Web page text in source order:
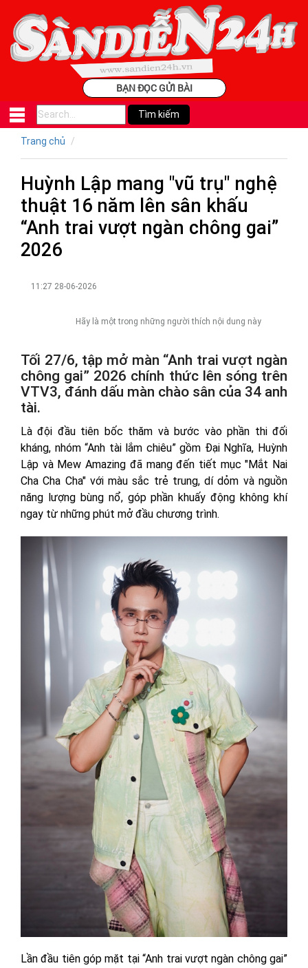
BẠN ĐỌC GỬI BÀI
Trang chủ
Huỳnh Lập mang "vũ trụ" nghệ
thuật 16 năm lên sân khấu
“Anh trai vượt ngàn chông gai”
2026
11:27 28-06-2026
Hãy là một trong những người thích nội dung này
Tối 27/6, tập mở màn “Anh trai vượt ngàn
chông gai” 2026 chính thức lên sóng trên
VTV3, đánh dấu màn chào sân của 34 anh
tài.
Là đội đầu tiên bốc thăm và bước vào phần thi đối
kháng, nhóm “Anh tài lắm chiêu” gồm Đại Nghĩa, Huỳnh
Lập và Mew Amazing đã mang đến tiết mục "Mắt Nai
Cha Cha Cha" với màu sắc trẻ trung, dí dỏm và nguồn
năng lượng bùng nổ, góp phần khuấy động không khí
ngay từ những phút mở đầu chương trình.
Lần đầu tiên góp mặt tại “Anh trai vượt ngàn chông gai”